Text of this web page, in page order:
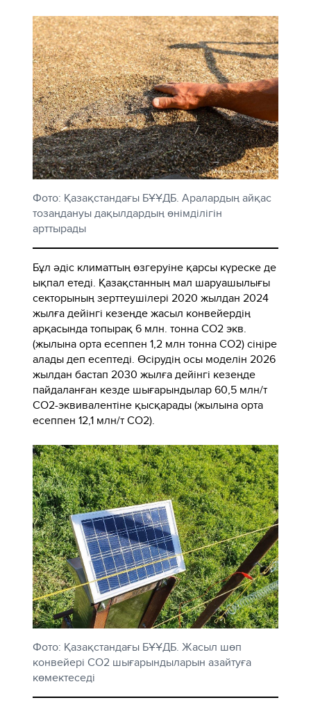
Фото: Қазақстандағы БҰҰДБ. Аралардың айқас
тозаңдануы дақылдардың өнімділігін
арттырады
Бұл әдіс климаттың өзгеруіне қарсы күреске де
ықпал етеді. Қазақстанның мал шаруашылығы
секторының зерттеушілері 2020 жылдан 2024
жылға дейінгі кезеңде жасыл конвейердің
арқасында топырақ 6 млн. тонна СО2 экв.
(жылына орта есеппен 1,2 млн тонна СО2) сіңіре
алады деп есептеді. Өсірудің осы моделін 2026
жылдан бастап 2030 жылға дейінгі кезеңде
пайдаланған кезде шығарындылар 60,5 млн/т
СО2-эквивалентіне қысқарады (жылына орта
есеппен 12,1 млн/т СО2).
Фото: Қазақстандағы БҰҰДБ. Жасыл шөп
конвейері CO2 шығарындыларын азайтуға
көмектеседі